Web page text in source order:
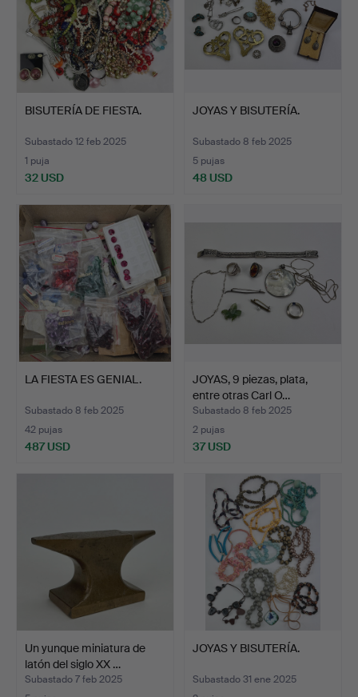
BISUTERÍA DE FIESTA.
Subastado 12 feb 2025
1 puja
32 USD
JOYAS Y BISUTERÍA.
Subastado 8 feb 2025
5 pujas
48 USD
LA FIESTA ES GENIAL.
Subastado 8 feb 2025
42 pujas
487 USD
JOYAS, 9 piezas, plata,
entre otras Carl O…
Subastado 8 feb 2025
2 pujas
37 USD
Un yunque miniatura de
latón del siglo XX …
Subastado 7 feb 2025
JOYAS Y BISUTERÍA.
Subastado 31 ene 2025